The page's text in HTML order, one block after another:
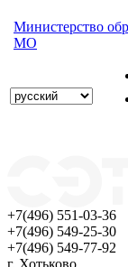
Министерство
МО
+7(496) 551-03-36
+7(496) 549-25-30
+7(496) 549-77-92
г. Хотьково